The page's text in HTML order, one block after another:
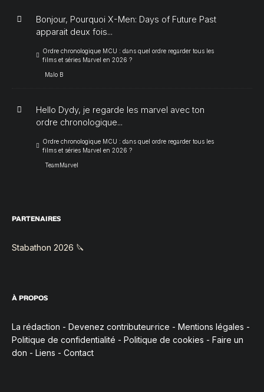
Bonjour, Pourquoi X-Men: Days of Future Past
apparait deux fois...
Ordre chronologique MCU : dans quel ordre regarder tous les
films et séries Marvel en 2026 ?
Malo B
Hello Dydy, je regarde les marvel avec ton
ordre chronologique...
Ordre chronologique MCU : dans quel ordre regarder tous les
films et séries Marvel en 2026 ?
TeamMarvel
PARTENAIRES
Stabathon 2026 🔪
À PROPOS
La rédaction - Devenez contributeur·rice - Mentions légales -
Politique de confidentialité - Politique de cookies - Faire un
don - Liens - Contact